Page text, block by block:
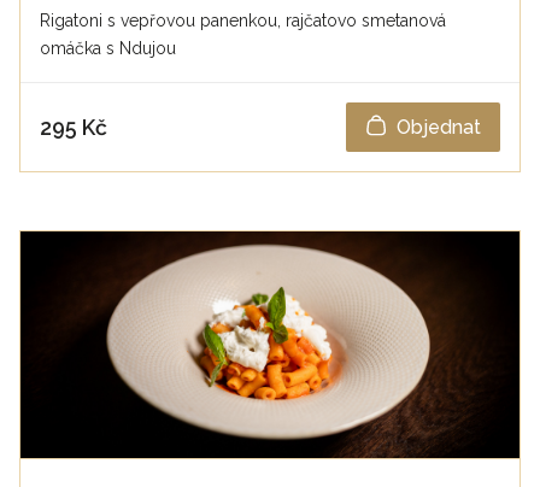
Rigatoni s vepřovou panenkou, rajčatovo smetanová
omáčka s Ndujou
295 Kč Objednat